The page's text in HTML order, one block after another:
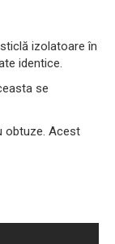
izolatoare în
identice.
se
obtuze. Acest